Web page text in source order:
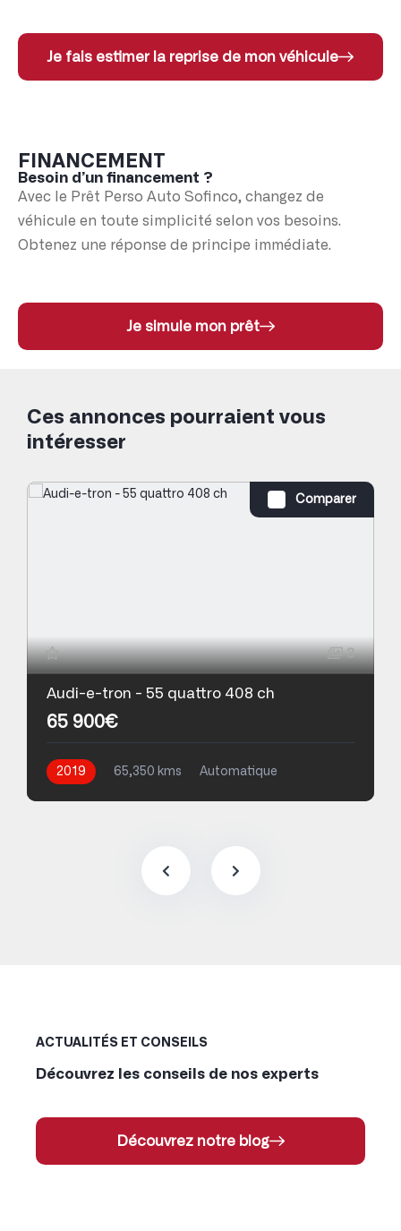
Je fais estimer la reprise de mon véhicule
FINANCEMENT
Besoin d’un financement ?
Avec le Prêt Perso Auto Sofinco, changez de
véhicule en toute simplicité selon vos besoins.
Obtenez une réponse de principe immédiate.
Je simule mon prêt
Ces annonces pourraient vous
intéresser
Comparer
3
Audi-e-tron - 55 quattro 408 ch
65 900€
2019 65,350 kms
Automatique
ACTUALITÉS ET CONSEILS
Découvrez les conseils de nos experts
Découvrez notre blog